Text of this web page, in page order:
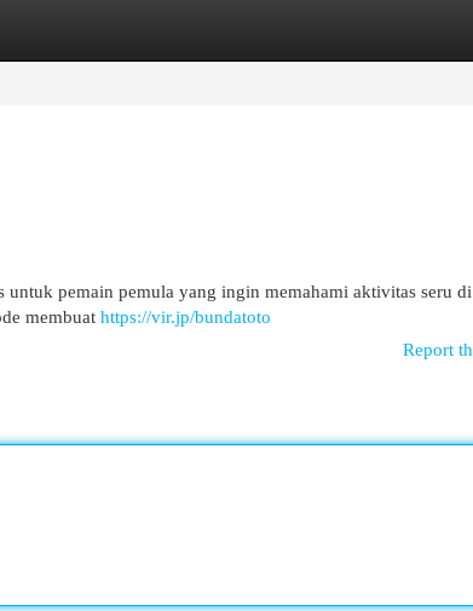
pemain pemula yang ingin memahami aktivitas seru
membuat https://vir.jp/bundatoto
Report